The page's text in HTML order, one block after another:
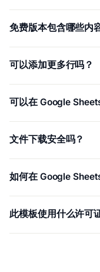
免费版本包含哪些内
可以添加更多行吗？
可以在 Google
文件下载安全吗？
如何在 Google
此模板使用什么许可